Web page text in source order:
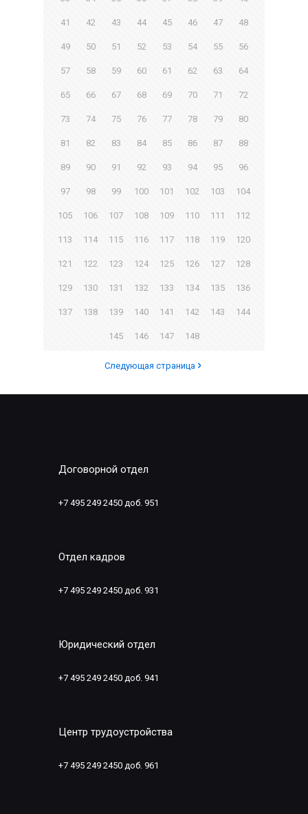
41 42 43 44 45 46 47 48
49 50 51 52 53 54 55 56
57 58 59 60 61 62 63 64
65 66 67 68 69 70 71 72
73 74 75 76 77 78 79 80
81 82 83 84 85 86 87 88
89 90 91 92 93 94 95 96
97 98 99 100 101 102 103 104
105 106 107 108 109 110 111 112
113 114 115 116 117 118 119 120
121 122 123 124 125 126 127 128
129 130 131 132 133 134 135 136
137 138 139 140 141 142 143 144
145 146 147 148
Следующая страница
Договорной отдел
+7 495 249 2450 доб. 951
Отдел кадров
+7 495 249 2450 доб. 931
Юридический отдел
+7 495 249 2450 доб. 941
Центр трудоустройства
+7 495 249 2450 доб. 961